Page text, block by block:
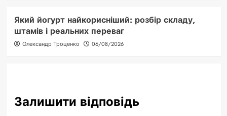
Який йогурт найкорисніший: розбір складу,
штамів і реальних переваг
Олександр Троценко 06/08/2026
Залишити відповідь